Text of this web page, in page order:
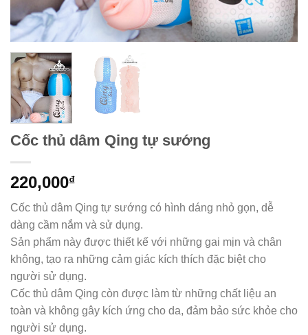
Cốc thủ dâm Qing tự sướng
220,000₫
Cốc thủ dâm Qing tự sướng có hình dáng nhỏ gọn, dễ
dàng cầm nắm và sử dụng.
Sản phẩm này được thiết kế với những gai mịn và chân
không, tạo ra những cảm giác kích thích đặc biệt cho
người sử dụng.
Cốc thủ dâm Qing còn được làm từ những chất liệu an
toàn và không gây kích ứng cho da, đảm bảo sức khỏe cho
người sử dụng.